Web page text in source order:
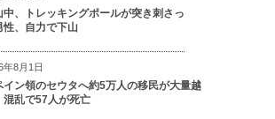
中、トレッキングポールが突き刺さっ
性、自力で下山
年8月1日
イン領のセウタへ約5万人の移民が大量越
混乱で57人が死亡